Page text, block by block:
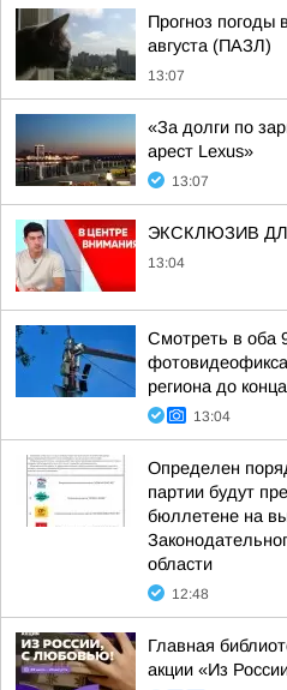
Прогноз погоды
августа (ПАЗЛ)
13:07
«За долги по
арест Lexus»
13:07
ЭКСКЛЮЗИВ
13:04
Смотреть в оба
региона до
13:04
Определен
партии будут
бюллетене на
области
12:48
Главная
акции «Из